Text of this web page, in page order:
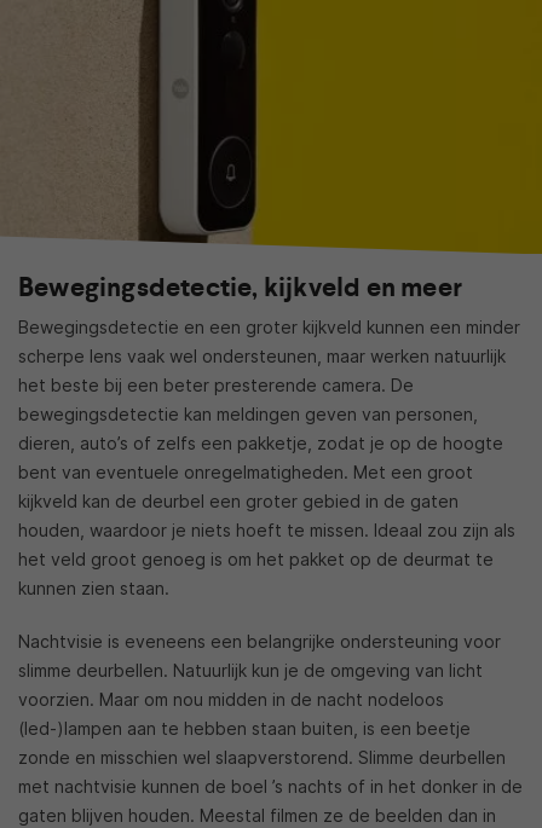
Bewegingsdetectie, kijkveld en meer
Bewegingsdetectie en een groter kijkveld kunnen een minder
scherpe lens vaak wel ondersteunen, maar werken natuurlijk
het beste bij een beter presterende camera. De
bewegingsdetectie kan meldingen geven van personen,
dieren, auto’s of zelfs een pakketje, zodat je op de hoogte
bent van eventuele onregelmatigheden. Met een groot
kijkveld kan de deurbel een groter gebied in de gaten
houden, waardoor je niets hoeft te missen. Ideaal zou zijn als
het veld groot genoeg is om het pakket op de deurmat te
kunnen zien staan.
Nachtvisie is eveneens een belangrijke ondersteuning voor
slimme deurbellen. Natuurlijk kun je de omgeving van licht
voorzien. Maar om nou midden in de nacht nodeloos
(led-)lampen aan te hebben staan buiten, is een beetje
zonde en misschien wel slaapverstorend. Slimme deurbellen
met nachtvisie kunnen de boel ’s nachts of in het donker in de
gaten blijven houden. Meestal filmen ze de beelden dan in